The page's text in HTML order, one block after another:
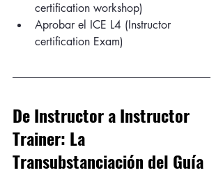
certification workshop)
Aprobar el ICE L4 (Instructor
certification Exam)
De Instructor a Instructor
Trainer: La
Transubstanciación del Guía